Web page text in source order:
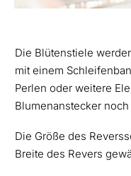
Die Blütenstiele
mit einem
Perlen oder weitere
Blumenanstecker
Die Größe des
Breite des Revers